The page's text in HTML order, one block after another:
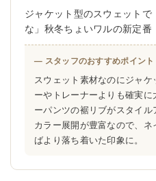
ジャケット型のスウェット
な」秋冬ちょいワルの新定番
— スタッフのおすすめポイント
スウェット素材なのにジャ
ーやトレーナーよりも確実
ーパンツの裾リブがスタイル
カラー展開が豊富なので、
ばより落ち着いた印象に。